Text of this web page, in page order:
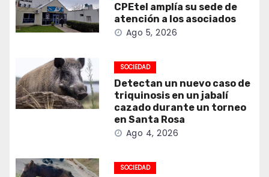
CPEtel amplía su sede de
atención a los asociados
Ago 5, 2026
SOCIEDAD
Detectan un nuevo caso de
triquinosis en un jabalí
cazado durante un torneo
en Santa Rosa
Ago 4, 2026
SOCIEDAD